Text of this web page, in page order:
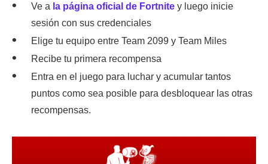
Ve a la página oficial de Fortnite y luego inicie
sesión con sus credenciales
Elige tu equipo entre Team 2099 y Team Miles
Recibe tu primera recompensa
Entra en el juego para luchar y acumular tantos
puntos como sea posible para desbloquear las otras
recompensas.